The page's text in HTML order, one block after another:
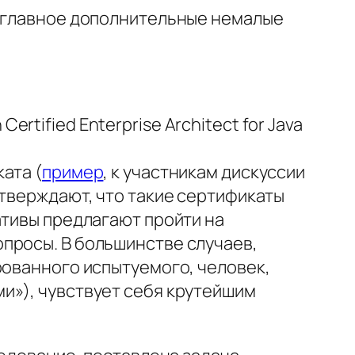
дополнительные немалые
Certified Enterprise Architect for Java
(пример, к участникам дискуссии
что такие сертификаты
предлагают пройти на
В большинстве случаев,
испытуемого, человек,
чувствует себя крутейшим